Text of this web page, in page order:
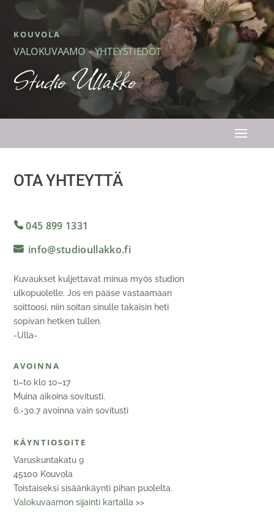
KOUVOLA
VALOKUVAAMO – YHTEYSTIEDOT
Studio Ullakko
OTA YHTEYTTÄ
045 899 1331
info@studioullakko.fi
Kuvaukset kuljettavat minua myös studion
ulkopuolelle. Jos en pääse vastaamaan
soittoosi, niin soitan sinulle takaisin heti
sopivan hetken tullen.
-Ulla-
AVOINNA
ti–to klo 10–17
Muina aikoina sovitusti.
6.-30.7 avoinna vain sovitusti
KÄYNTIOSOITE
Varuskuntakatu 9
45100 Kouvola
Toistaiseksi sisäänkäynti pihan puolelta.
Valokuvaamon sijainti kartalla >>